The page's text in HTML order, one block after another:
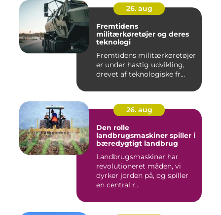
26. aug
Fremtidens
militærkøretøjer og deres
teknologi
Fremtidens militærkøretøjer
er under hastig udvikling,
drevet af teknologiske fr...
26. aug
Den rolle
landbrugsmaskiner spiller i
bæredygtigt landbrug
Landbrugsmaskiner har
revolutioneret måden, vi
dyrker jorden på, og spiller
en central r...